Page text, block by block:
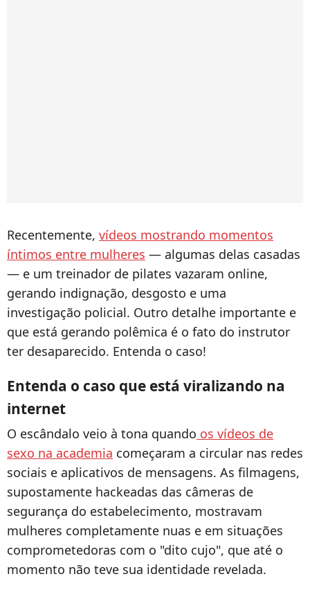
Recentemente, vídeos mostrando momentos
íntimos entre mulheres — algumas delas casadas
— e um treinador de pilates vazaram online,
gerando indignação, desgosto e uma
investigação policial. Outro detalhe importante e
que está gerando polêmica é o fato do instrutor
ter desaparecido. Entenda o caso!
Entenda o caso que está viralizando na
internet
O escândalo veio à tona quando os vídeos de
sexo na academia começaram a circular nas redes
sociais e aplicativos de mensagens. As filmagens,
supostamente hackeadas das câmeras de
segurança do estabelecimento, mostravam
mulheres completamente nuas e em situações
comprometedoras com o "dito cujo", que até o
momento não teve sua identidade revelada.